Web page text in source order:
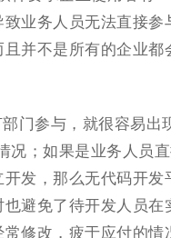
致业务人员无法直接参
且并不是所有的企业都
门参与，就很容易出
况；如果是业务人员
开发，那么无代码开发
避免了待开发人员在
修改，疲于应付的情